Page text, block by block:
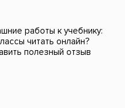
работы к учебнику:
читать онлайн?
полезный отзыв